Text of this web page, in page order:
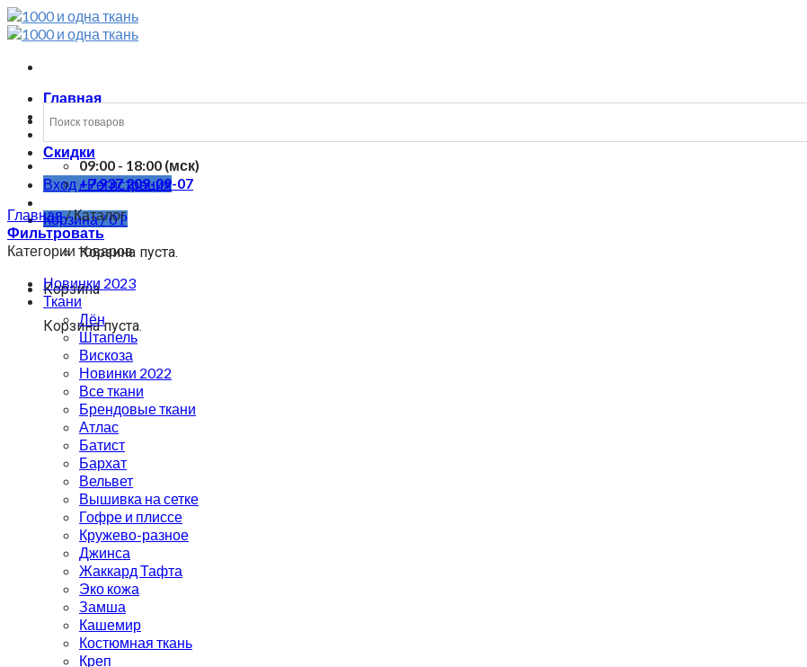
Skip
to
Главная
Каталог
Контакты
Скидки
Вход / Регистрация
Корзина /0Р
Корзина пуста.
Корзина
Корзина пуста.
09:00 - 18:00 (мск)
+7 937 209-09-07
Главная/Каталог
Фильтровать
Категории товаров
Новинки 2023
Ткани
Лён
Штапель
Вискоза
Новинки 2022
Все ткани
Брендовые ткани
Атлас
Батист
Бархат
Вельвет
Вышивка на сетке
Гофре и плиссе
Кружево-разное
Джинса
Жаккард Тафта
Эко кожа
Замша
Кашемир
Костюмная ткань
Креп